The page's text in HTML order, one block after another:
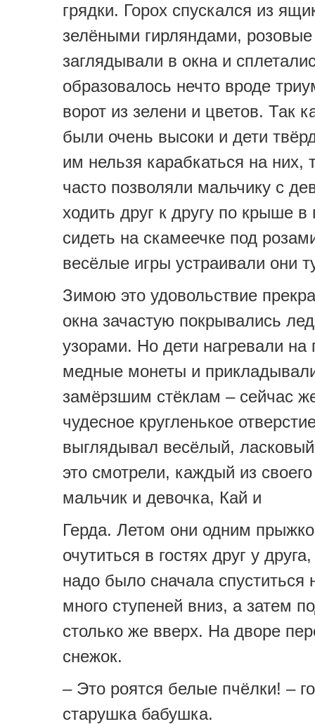
грядки. Горох спускался из
зелёными гирляндами, розовые
заглядывали в окна и
образовалось нечто вроде
ворот из зелени и цветов. Так
были очень высоки и дети
им нельзя карабкаться на них,
часто позволяли мальчику с
ходить друг к другу по крыше в
сидеть на скамеечке под
весёлые игры устраивали они
Зимою это удовольствие
окна зачастую покрывались
узорами. Но дети нагревали на
медные монеты и
замёрзшим стёклам – сейчас
чудесное кругленькое
выглядывал весёлый, ласковый
это смотрели, каждый из
мальчик и девочка, Кай и
Герда. Летом они одним
очутиться в гостях друг у
надо было сначала спуститься
много ступеней вниз, а затем
столько же вверх. На дворе
снежок.
– Это роятся белые пчёлки! –
старушка бабушка.